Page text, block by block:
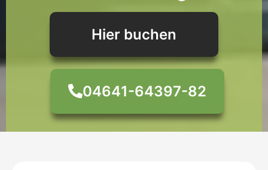
Hier buchen
04641-64397-82